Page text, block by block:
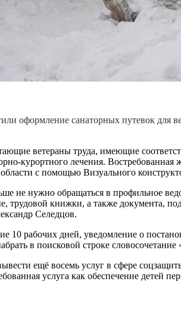
оформление санаторных путевок для
ветераны труда, имеющие
курортного лечения.
с помощью Визуального
не нужно обращаться в профильное
трудовой книжки, а также документа,
Селедцов.
10 рабочих дней, уведомление о
в поисковой строке
ещё восемь услуг в сфере
услуга как обеспечение